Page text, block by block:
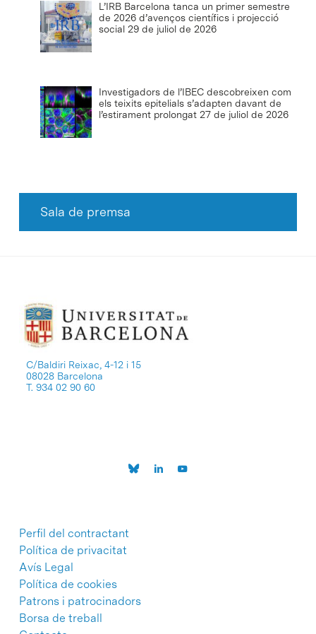
L’IRB Barcelona tanca un primer semestre
de 2026 d’avenços científics i projecció
social 29 de juliol de 2026
Investigadors de l’IBEC descobreixen com
els teixits epitelials s’adapten davant de
l’estirament prolongat 27 de juliol de 2026
Sala de premsa
C/Baldiri Reixac, 4-12 i 15
08028 Barcelona
T. 934 02 90 60
Perfil del contractant
Política de privacitat
Avís Legal
Política de cookies
Patrons i patrocinadors
Borsa de treball